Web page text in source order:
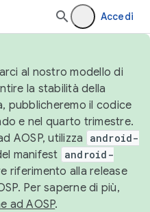
Accedi
al nostro modello di
la stabilità della
pubblicheremo il codice
e nel quarto trimestre.
AOSP, utilizza
android-
manifest android-
riferimento alla release
Per saperne di più,
ad AOSP.